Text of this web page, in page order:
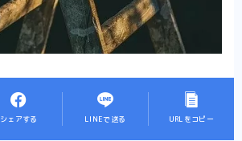
シェアする LINEで送る URLをコピー